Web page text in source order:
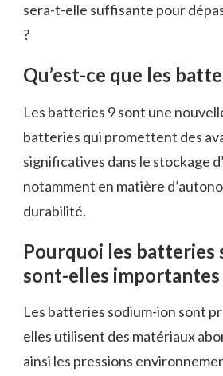
sera-t-elle suffisante pour
?
Qu’est-ce que les
Les batteries 9 sont une
batteries qui promettent des
significatives dans le stockage
notamment en matière
durabilité.
Pourquoi les batteries
sont-elles importantes
Les batteries sodium-ion sont
elles utilisent des matériaux
ainsi les pressions